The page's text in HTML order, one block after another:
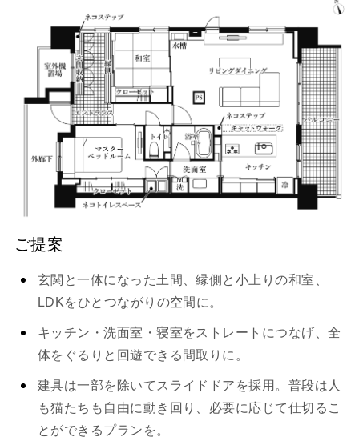
ご提案
玄関と一体になった土間、縁側と小上りの和室、
LDKをひとつながりの空間に。
キッチン・洗面室・寝室をストレートにつなげ、全
体をぐるりと回遊できる間取りに。
建具は一部を除いてスライドドアを採用。普段は人
も猫たちも自由に動き回り、必要に応じて仕切るこ
とができるプランを。